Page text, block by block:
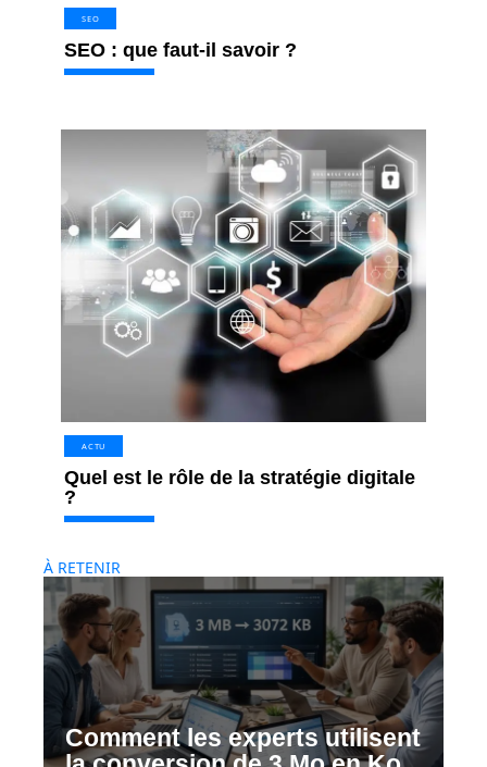
SEO
SEO : que faut-il savoir ?
ACTU
Quel est le rôle de la stratégie digitale
?
À RETENIR
Comment les experts utilisent